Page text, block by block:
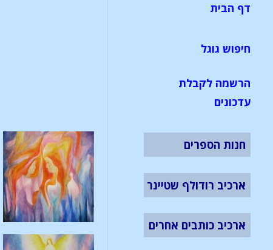
דף הבית
חיפוש גוגל
הרשמה לקבלת
עדכונים
חנות הספרים
ארכיב רודולף שטיינר
ארכיב כותבים אחרים